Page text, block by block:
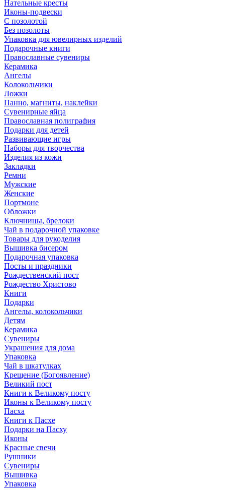
Нательные кресты
Иконы-подвески
С позолотой
Без позолоты
Упаковка для ювелирных изделий
Подарочные книги
Православные сувениры
Керамика
Ангелы
Колокольчики
Ложки
Панно, магниты, наклейки
Сувенирные яйца
Православная полиграфия
Подарки для детей
Развивающие игры
Наборы для творчества
Изделия из кожи
Закладки
Ремни
Мужские
Женские
Портмоне
Обложки
Ключницы, брелоки
Чай в подарочной упаковке
Товары для рукоделия
Вышивка бисером
Подарочная упаковка
Посты и праздники
Рождественский пост
Рождество Христово
Книги
Подарки
Ангелы, колокольчики
Детям
Керамика
Сувениры
Украшения для дома
Упаковка
Чай в шкатулках
Крещение (Богоявление)
Великий пост
Книги к Великому посту
Иконы к Великому посту
Пасха
Книги к Пасхе
Подарки на Пасху
Иконы
Красные свечи
Рушники
Сувениры
Вышивка
Упаковка